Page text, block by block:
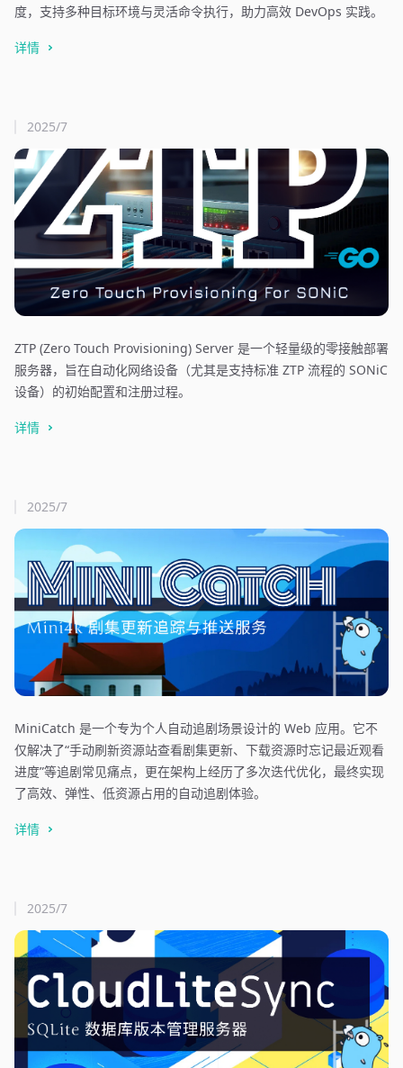
度，支持多种目标环境与灵活命令执行，助力高效 DevOps 实践。
详情
2025/7
ZTP (Zero Touch Provisioning) Server 是一个轻量级的零接触部署
服务器，旨在自动化网络设备（尤其是支持标准 ZTP 流程的 SONiC
设备）的初始配置和注册过程。
详情
2025/7
MiniCatch 是一个专为个人自动追剧场景设计的 Web 应用。它不
仅解决了“手动刷新资源站查看剧集更新、下载资源时忘记最近观看
进度”等追剧常见痛点，更在架构上经历了多次迭代优化，最终实现
了高效、弹性、低资源占用的自动追剧体验。
详情
2025/7